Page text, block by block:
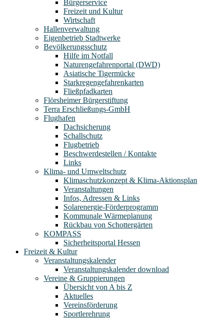
Bürgerservice
Freizeit und Kultur
Wirtschaft
Hallenverwaltung
Eigenbetrieb Stadtwerke
Bevölkerungsschutz
Hilfe im Notfall
Naturengefahrenportal (DWD)
Asiatische Tigermücke
Starkregengefahrenkarten
Fließpfadkarten
Flörsheimer Bürgerstiftung
Terra Erschließungs-GmbH
Flughafen
Dachsicherung
Schallschutz
Flugbetrieb
Beschwerdestellen / Kontakte
Links
Klima- und Umweltschutz
Klimaschutzkonzept & Klima-Aktionsplan
Veranstaltungen
Infos, Adressen & Links
Solarenergie-Förderprogramm
Kommunale Wärmeplanung
Rückbau von Schottergärten
KOMPASS
Sicherheitsportal Hessen
Freizeit & Kultur
Veranstaltungskalender
Veranstaltungskalender download
Vereine & Gruppierungen
Übersicht von A bis Z
Aktuelles
Vereinsförderung
Sportlerehrung